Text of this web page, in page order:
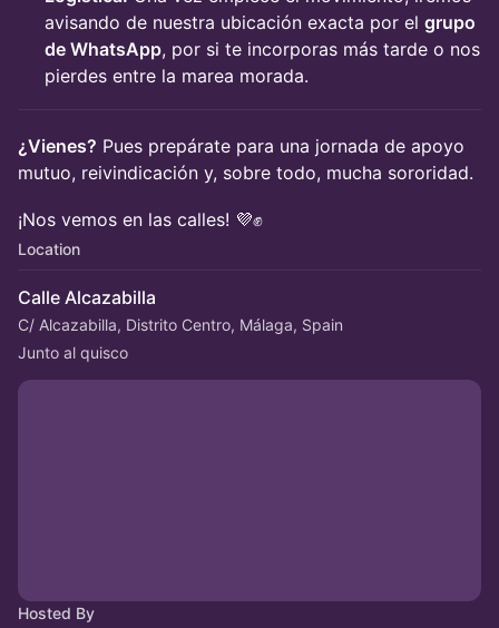
avisando de nuestra ubicación exacta por el grupo
de WhatsApp, por si te incorporas más tarde o nos
pierdes entre la marea morada.
¿Vienes? Pues prepárate para una jornada de apoyo
mutuo, reivindicación y, sobre todo, mucha sororidad.
¡Nos vemos en las calles! 💜✊
Location
Calle Alcazabilla
C/ Alcazabilla, Distrito Centro, Málaga, Spain
Junto al quisco
Hosted By